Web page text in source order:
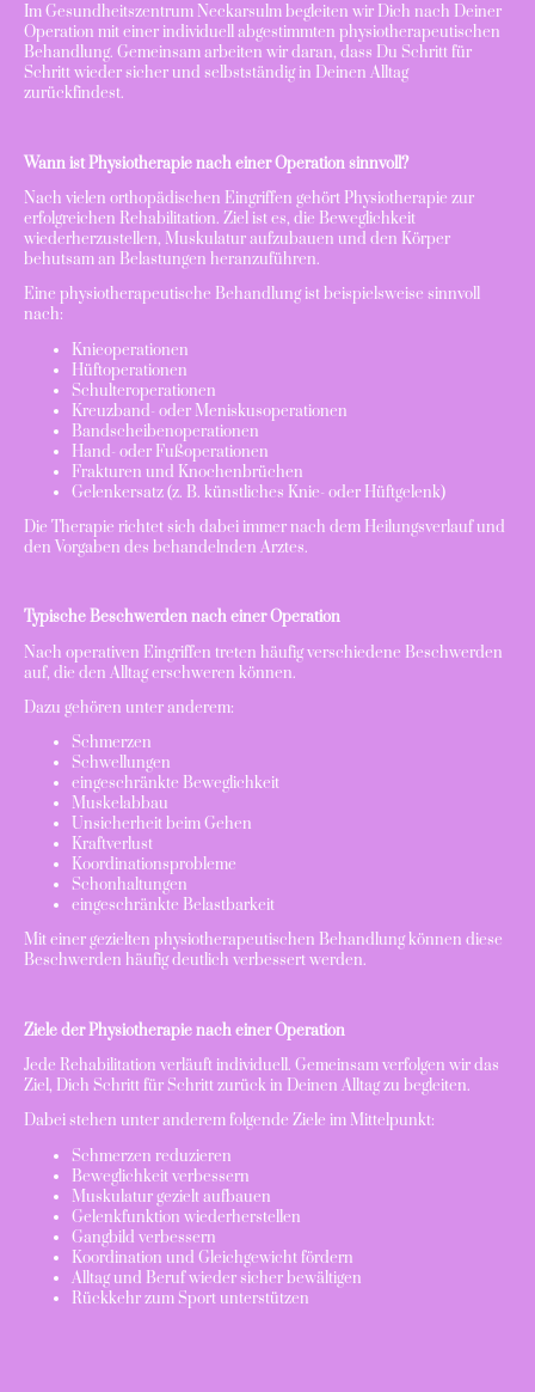
Im Gesundheitszentrum Neckarsulm begleiten wir Dich nach Deiner
Operation mit einer individuell abgestimmten physiotherapeutischen
Behandlung. Gemeinsam arbeiten wir daran, dass Du Schritt für
Schritt wieder sicher und selbstständig in Deinen Alltag
zurückfindest.
Wann ist Physiotherapie nach einer Operation sinnvoll?
Nach vielen orthopädischen Eingriffen gehört Physiotherapie zur
erfolgreichen Rehabilitation. Ziel ist es, die Beweglichkeit
wiederherzustellen, Muskulatur aufzubauen und den Körper
behutsam an Belastungen heranzuführen.
Eine physiotherapeutische Behandlung ist beispielsweise sinnvoll
nach:
Knieoperationen
Hüftoperationen
Schulteroperationen
Kreuzband- oder Meniskusoperationen
Bandscheibenoperationen
Hand- oder Fußoperationen
Frakturen und Knochenbrüchen
Gelenkersatz (z. B. künstliches Knie- oder Hüftgelenk)
Die Therapie richtet sich dabei immer nach dem Heilungsverlauf und
den Vorgaben des behandelnden Arztes.
Typische Beschwerden nach einer Operation
Nach operativen Eingriffen treten häufig verschiedene Beschwerden
auf, die den Alltag erschweren können.
Dazu gehören unter anderem:
Schmerzen
Schwellungen
eingeschränkte Beweglichkeit
Muskelabbau
Unsicherheit beim Gehen
Kraftverlust
Koordinationsprobleme
Schonhaltungen
eingeschränkte Belastbarkeit
Mit einer gezielten physiotherapeutischen Behandlung können diese
Beschwerden häufig deutlich verbessert werden.
Ziele der Physiotherapie nach einer Operation
Jede Rehabilitation verläuft individuell. Gemeinsam verfolgen wir das
Ziel, Dich Schritt für Schritt zurück in Deinen Alltag zu begleiten.
Dabei stehen unter anderem folgende Ziele im Mittelpunkt:
Schmerzen reduzieren
Beweglichkeit verbessern
Muskulatur gezielt aufbauen
Gelenkfunktion wiederherstellen
Gangbild verbessern
Koordination und Gleichgewicht fördern
Alltag und Beruf wieder sicher bewältigen
Rückkehr zum Sport unterstützen